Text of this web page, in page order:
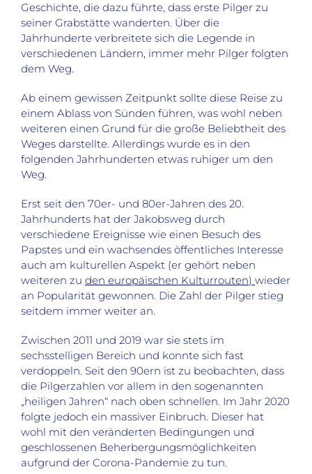
Geschichte, die dazu führte, dass erste Pilger zu
seiner Grabstätte wanderten. Über die
Jahrhunderte verbreitete sich die Legende in
verschiedenen Ländern, immer mehr Pilger folgten
dem Weg.
Ab einem gewissen Zeitpunkt sollte diese Reise zu
einem Ablass von Sünden führen, was wohl neben
weiteren einen Grund für die große Beliebtheit des
Weges darstellte. Allerdings wurde es in den
folgenden Jahrhunderten etwas ruhiger um den
Weg.
Erst seit den 70er- und 80er-Jahren des 20.
Jahrhunderts hat der Jakobsweg durch
verschiedene Ereignisse wie einen Besuch des
Papstes und ein wachsendes öffentliches Interesse
auch am kulturellen Aspekt (er gehört neben
weiteren zu den europäischen Kulturrouten) wieder
an Popularität gewonnen. Die Zahl der Pilger stieg
seitdem immer weiter an.
Zwischen 2011 und 2019 war sie stets im
sechsstelligen Bereich und konnte sich fast
verdoppeln. Seit den 90ern ist zu beobachten, dass
die Pilgerzahlen vor allem in den sogenannten
„heiligen Jahren“ nach oben schnellen. Im Jahr 2020
folgte jedoch ein massiver Einbruch. Dieser hat
wohl mit den veränderten Bedingungen und
geschlossenen Beherbergungsmöglichkeiten
aufgrund der Corona-Pandemie zu tun.